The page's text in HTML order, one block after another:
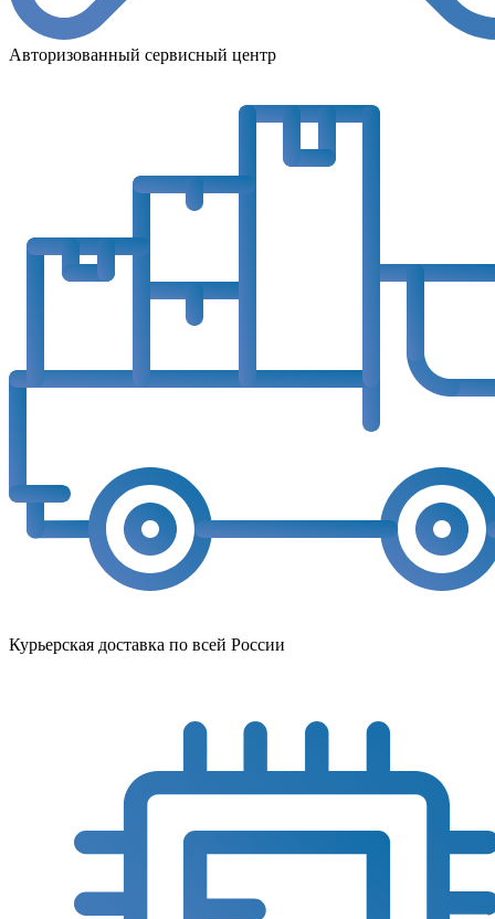
Авторизованный сервисный центр
Курьерская доставка по всей России